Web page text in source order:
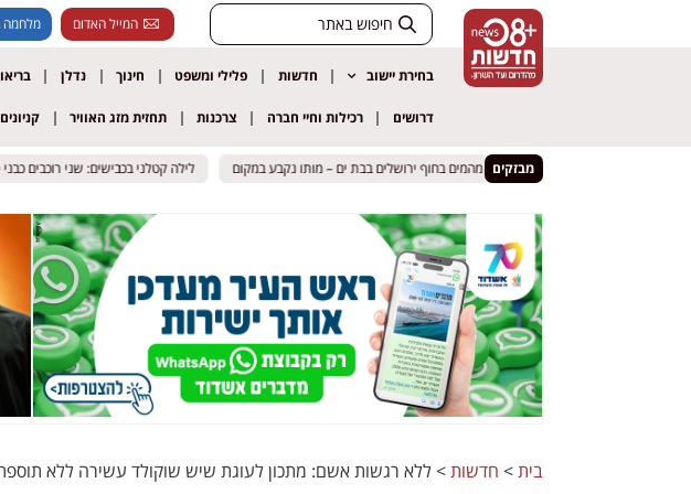
המייל האדום מלחמה
בחירת יישוב חדשות פלילי ומשפט חינוך נדלן
דרושים רכילות וחיי חברה צרכנות תחזית מזג האוויר
מבזקים לילה קטלני בכבישים: שני רוכבים כבני 30 נהרגו בתאונות באילת ובבית שמש
לילה קטלני בכבישים: שני רוכבים כבני 30 נהרגו בתאונות באילת ובבית שמש
בית> חדשות>ללא רגשות אשם: מתכון לעוגת שיש שוקולד עשירה ללא